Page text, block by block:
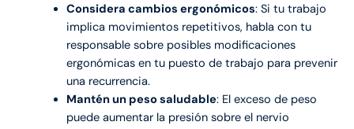
Considera cambios ergonómicos: Si tu trabajo
implica movimientos repetitivos, habla con tu
responsable sobre posibles modificaciones
ergonómicas en tu puesto de trabajo para prevenir
una recurrencia.
Mantén un peso saludable: El exceso de peso
puede aumentar la presión sobre el nervio